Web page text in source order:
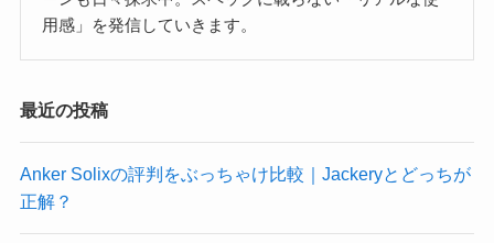
用感」を発信していきます。
最近の投稿
Anker Solixの評判をぶっちゃけ比較｜Jackeryとどっちが
正解？